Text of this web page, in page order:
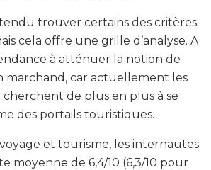
trouver certains des critères
cela offre une grille d’analyse. A
à atténuer la notion de
marchand, car actuellement les
cherchent de plus en plus à se
des portails touristiques.
et tourisme, les internautes
moyenne de 6,4/10 (6,3/10 pour